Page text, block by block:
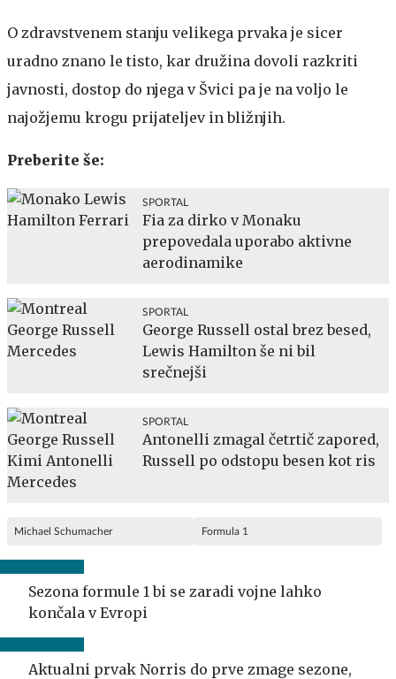
O zdravstvenem stanju velikega prvaka je sicer
uradno znano le tisto, kar družina dovoli razkriti
javnosti, dostop do njega v Švici pa je na voljo le
najožjemu krogu prijateljev in bližnjih.
Preberite še:
SPORTAL
Fia za dirko v Monaku
prepovedala uporabo aktivne
aerodinamike
SPORTAL
George Russell ostal brez besed,
Lewis Hamilton še ni bil
srečnejši
SPORTAL
Antonelli zmagal četrtič zapored,
Russell po odstopu besen kot ris
Michael Schumacher Formula 1
Sezona formule 1 bi se zaradi vojne lahko
končala v Evropi
Aktualni prvak Norris do prve zmage sezone,